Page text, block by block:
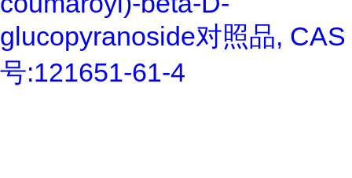
glucopyranoside对照品, CAS
号:121651-61-4